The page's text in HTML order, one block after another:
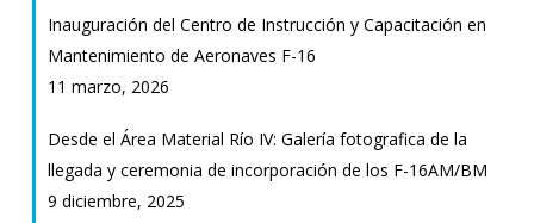
Inauguración del Centro de Instrucción y Capacitación en
Mantenimiento de Aeronaves F-16
11 marzo, 2026
Desde el Área Material Río IV: Galería fotografica de la
llegada y ceremonia de incorporación de los F-16AM/BM
9 diciembre, 2025